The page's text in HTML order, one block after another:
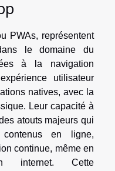
PWAs, représentent
le domaine du
à la navigation
utilisateur
natives, avec la
Leur capacité à
atouts majeurs qui
contenus en ligne,
continue, même en
internet. Cette